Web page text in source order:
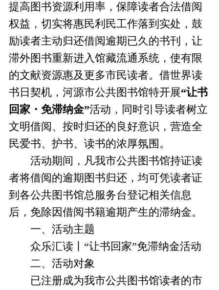
提高图书资源利用率，保障读者合法借阅
权益，切实将惠民利民工作落到实处，鼓
励读者主动归还借阅逾期已久的书刊，让
滞外图书重新进入馆藏流通系统，使有限
的文献资源惠及更多市民读者。借世界读
书日契机，河源市公共图书馆特开展“让书
回家・免滞纳金”活动，同时引导读者树立
文明借阅、按时归还的良好意识，营造全
民爱书、护书、读书的浓厚氛围。
活动期间，凡我市公共图书馆持证读
者将借阅的逾期图书归还，均可凭读者证
到各公共图书馆总服务台登记相关信息
后，免除因借阅书籍逾期产生的滞纳金。
一、活动主题
众乐汇读丨“让书回家”免滞纳金活动
二、活动对象
已注册成为我市公共图书馆读者的市